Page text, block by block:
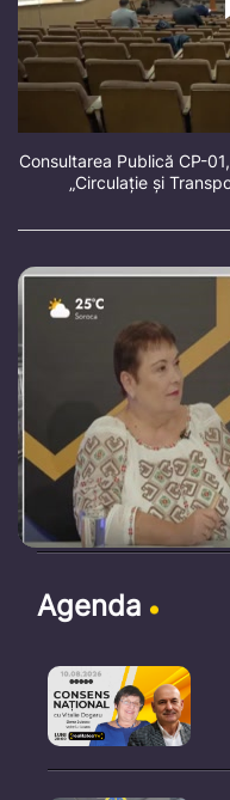
Consultarea Publică CP-
„Circulație și
Agenda